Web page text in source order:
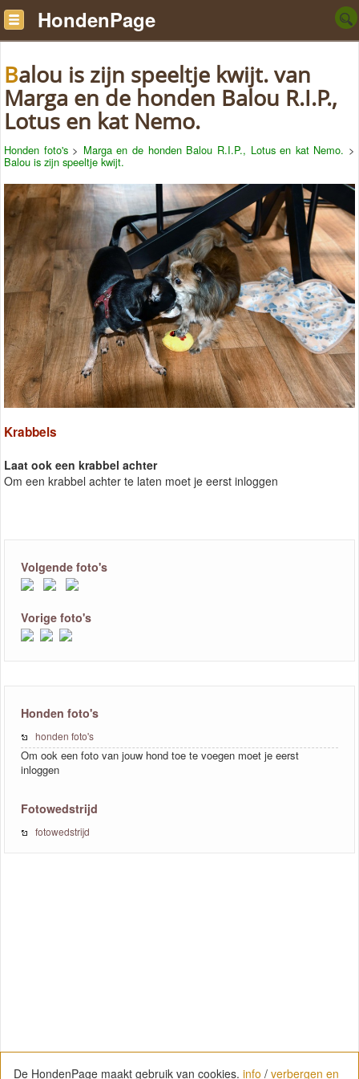
HondenPage
Balou is zijn speeltje kwijt. van
Marga en de honden Balou R.I.P.,
Lotus en kat Nemo.
Honden foto's> Marga en de honden Balou R.I.P., Lotus en kat Nemo. >
Balou is zijn speeltje kwijt.
Krabbels
Laat ook een krabbel achter
Om een krabbel achter te laten moet je eerst inloggen
Volgende foto's
Vorige foto's
Honden foto's
honden foto's
Om ook een foto van jouw hond toe te voegen moet je eerst
inloggen
Fotowedstrijd
fotowedstrijd
De HondenPage maakt gebruik van cookies. info / verbergen en